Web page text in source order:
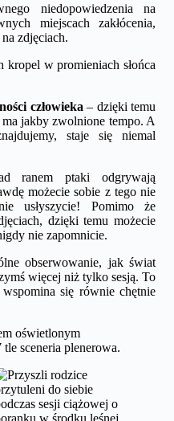
niedopowiedzenia na
miejscach zakłócenia,
zdjęciach.
kropel w promieniach słońca
człowieka – dzięki temu
jakby zwolnione tempo. A
staje się niemal
ranem ptaki odgrywają
możecie sobie z tego nie
usłyszycie! Pomimo że
dzięki temu możecie
nie zapomnicie.
obserwowanie, jak świat
więcej niż tylko sesją. To
się równie chętnie